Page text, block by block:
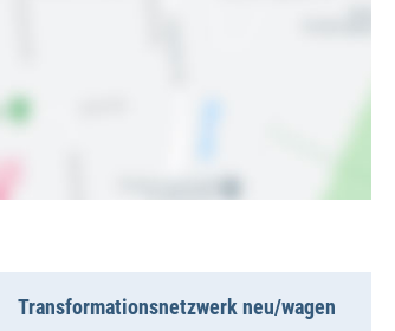
Transformationsnetzwerk neu/wagen